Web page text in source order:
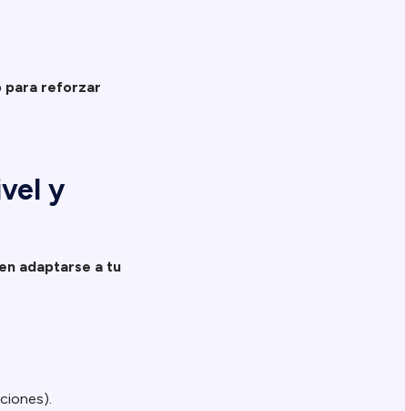
para reforzar
y
adaptarse a tu